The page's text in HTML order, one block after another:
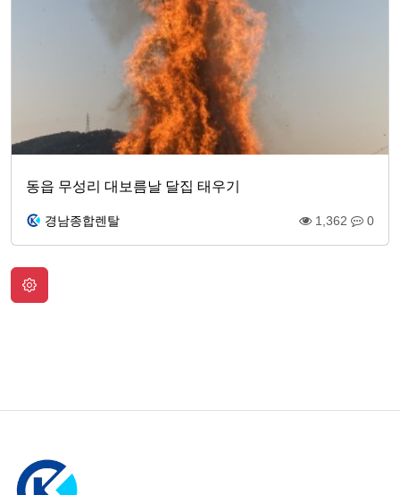
동읍 무성리 대보름날 달집 태우기
경남종합렌탈 1,362 0